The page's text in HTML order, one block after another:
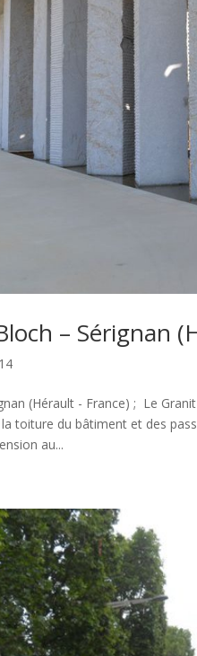
– Sérignan
(Hérault - France) ; Le
toiture du bâtiment et des
au...